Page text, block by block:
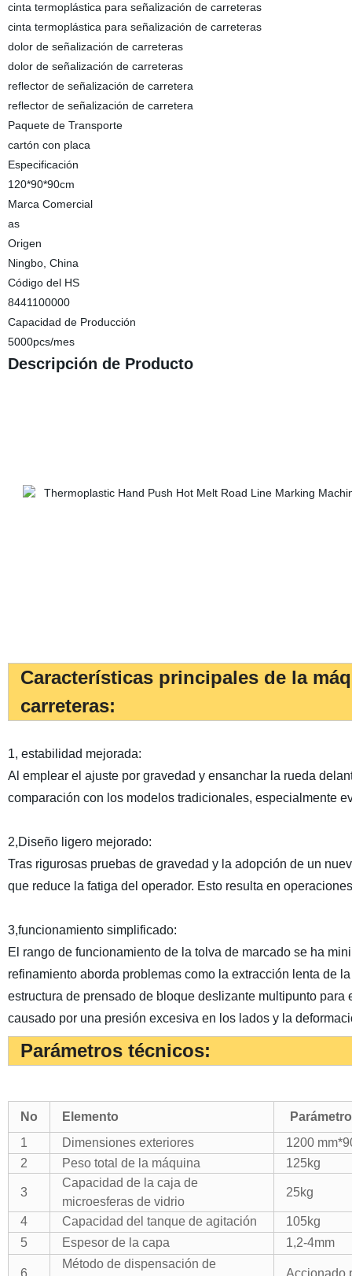
cinta termoplástica para señalización de carreteras
cinta termoplástica para señalización de carreteras
dolor de señalización de carreteras
dolor de señalización de carreteras
reflector de señalización de carretera
reflector de señalización de carretera
Paquete de Transporte
cartón con placa
Especificación
120*90*90cm
Marca Comercial
as
Origen
Ningbo, China
Código del HS
8441100000
Capacidad de Producción
5000pcs/mes
Descripción de Producto
Características principales de la
carreteras:
1, estabilidad mejorada:
Al emplear el ajuste por gravedad y ensanchar la rueda
comparación con los modelos tradicionales, especialmente
2,Diseño ligero mejorado:
Tras rigurosas pruebas de gravedad y la adopción de un
que reduce la fatiga del operador. Esto resulta en
3,funcionamiento simplificado:
El rango de funcionamiento de la tolva de marcado se ha
refinamiento aborda problemas como la extracción lenta de
estructura de prensado de bloque deslizante multipunto
causado por una presión excesiva en los lados y la
Parámetros técnicos:
No Elemento
1
Dimensiones exteriores
1200
2
Peso total de la máquina 125kg
3
Capacidad de la caja de
microesferas de vidrio
25kg
4 Capacidad del tanque de agitación
105kg
5
Espesor de la capa 1,2-4mm
6
Método de dispensación de
Accionado